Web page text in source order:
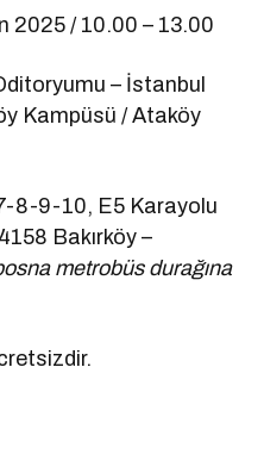
2025 / 10.00 – 13.00
– İstanbul
Kampüsü / Ataköy
8-9-10, E5 Karayolu
Bakırköy –
metrobüs durağına